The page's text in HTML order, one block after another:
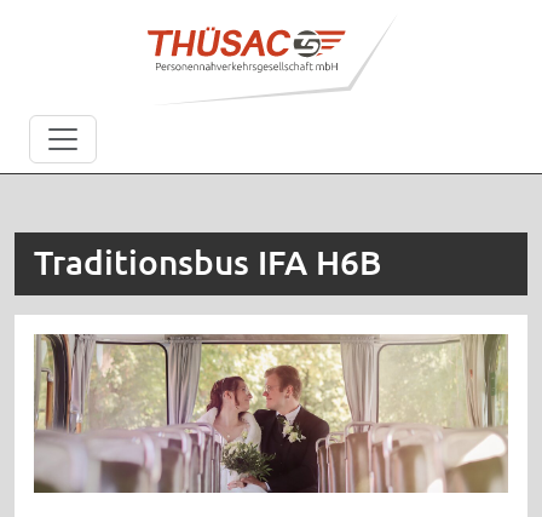
Traditionsbus IFA H6B